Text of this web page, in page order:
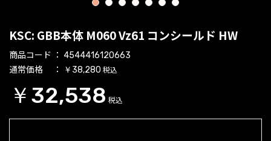
1 2 3 4 5 6 7
KSC: GBB本体 M060 Vz61 コンシールド HW
商品コード 4544416120663
通常価格 ￥38,280 税込
￥32,538 税込